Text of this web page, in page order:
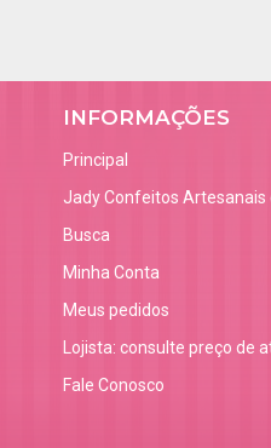
INFORMAÇÕES
Principal
Jady Confeitos Artesanais
Busca
Minha Conta
Meus pedidos
Lojista: consulte preço de
Fale Conosco